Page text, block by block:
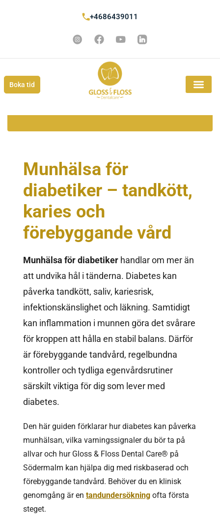
+4686439011
Boka tid
Munhälsa för
diabetiker – tandkött,
karies och
förebyggande vård
Munhälsa för diabetiker handlar om mer än
att undvika hål i tänderna. Diabetes kan
påverka tandkött, saliv, kariesrisk,
infektionskänslighet och läkning. Samtidigt
kan inflammation i munnen göra det svårare
för kroppen att hålla en stabil balans. Därför
är förebyggande tandvård, regelbundna
kontroller och tydliga egenvårdsrutiner
särskilt viktiga för dig som lever med
diabetes.
Den här guiden förklarar hur diabetes kan påverka
munhälsan, vilka varningssignaler du bör ta på
allvar och hur Gloss & Floss Dental Care® på
Södermalm kan hjälpa dig med riskbaserad och
förebyggande tandvård. Behöver du en klinisk
genomgång är en tandundersökning ofta första
steget.